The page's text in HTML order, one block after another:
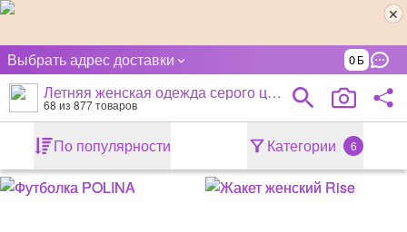
Выбрать адрес доставки 0
Летняя женская одежда серого цвета
68 из 877 товаров
По популярности Категории 6